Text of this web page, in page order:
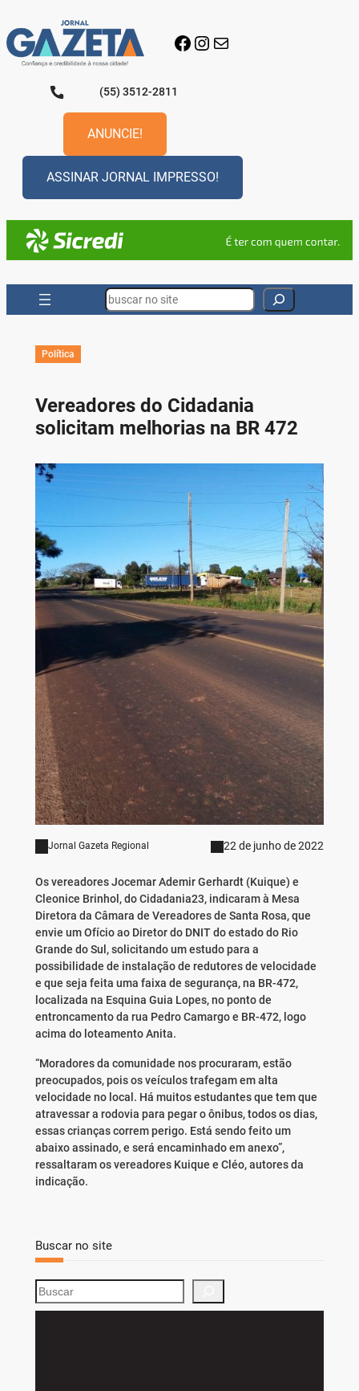
para
o
conteúdo
Facebook
Instagram
E-mail
(55) 3512-2811
ANUNCIE!
ASSINAR JORNAL IMPRESSO!
Search
Política
Vereadores do Cidadania
solicitam melhorias na BR 472
Jornal Gazeta Regional 22 de junho de 2022
Os vereadores Jocemar Ademir Gerhardt (Kuique) e
Cleonice Brinhol, do Cidadania23, indicaram à Mesa
Diretora da Câmara de Vereadores de Santa Rosa, que
envie um Ofício ao Diretor do DNIT do estado do Rio
Grande do Sul, solicitando um estudo para a
possibilidade de instalação de redutores de velocidade
e que seja feita uma faixa de segurança, na BR-472,
localizada na Esquina Guia Lopes, no ponto de
entroncamento da rua Pedro Camargo e BR-472, logo
acima do loteamento Anita.
“Moradores da comunidade nos procuraram, estão
preocupados, pois os veículos trafegam em alta
velocidade no local. Há muitos estudantes que tem que
atravessar a rodovia para pegar o ônibus, todos os dias,
essas crianças correm perigo. Está sendo feito um
abaixo assinado, e será encaminhado em anexo”,
ressaltaram os vereadores Kuique e Cléo, autores da
indicação.
Buscar no site
S
e